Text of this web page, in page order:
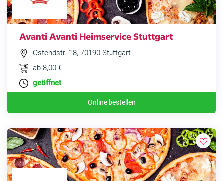
Avanti Avanti Heimservice Stuttgart
Ostendstr. 18, 70190 Stuttgart
ab 8,00 €
geöffnet
Online bestellen